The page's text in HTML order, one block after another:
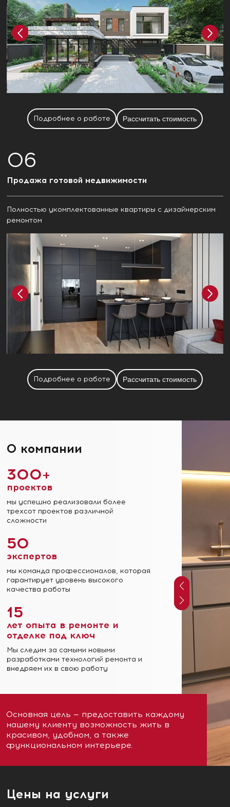
Подробнее о работе Рассчитать стоимость
Продажа готовой недвижимости
Полностью укомплектованные квартиры с дизайнерским
ремонтом
Подробнее о работе Рассчитать стоимость
О компании
300+
проектов
мы успешно реализовали более
трехсот проектов различной
сложности
50
экспертов
мы команда профессионалов, которая
гарантирует уровень высокого
качества работы
15
лет опыта в ремонте и
отделке под ключ
Мы следим за самыми новыми
разработками технологий ремонта и
внедряем их в свою работу
Основная цель — предоставить каждому
нашему клиенту возможность жить в
красивом, удобном, а также
функциональном интерьере.
Цены на услуги